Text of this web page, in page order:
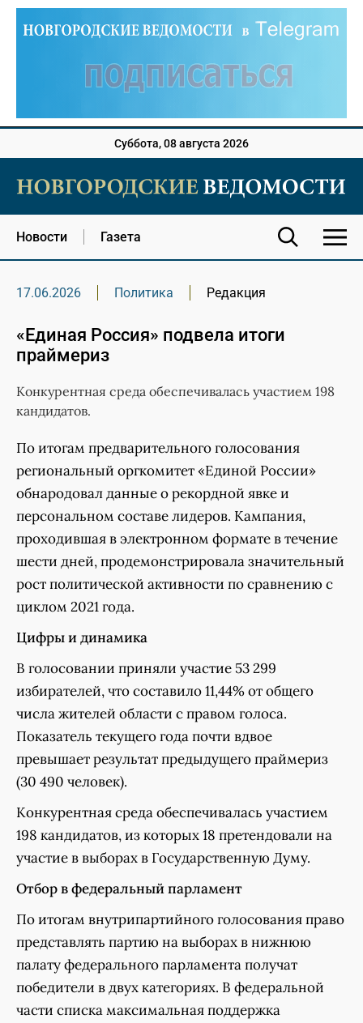
Суббота, 08 августа 2026
Новости Газета
17.06.2026 Политика Редакция
«Единая Россия» подвела итоги
праймериз
Конкурентная среда обеспечивалась участием 198
кандидатов.
По итогам предварительного голосования
региональный оргкомитет «Единой России»
обнародовал данные о рекордной явке и
персональном составе лидеров. Кампания,
проходившая в электронном формате в течение
шести дней, продемонстрировала значительный
рост политической активности по сравнению с
циклом 2021 года.
Цифры и динамика
В голосовании приняли участие 53 299
избирателей, что составило 11,44% от общего
числа жителей области с правом голоса.
Показатель текущего года почти вдвое
превышает результат предыдущего праймериз
(30 490 человек).
Конкурентная среда обеспечивалась участием
198 кандидатов, из которых 18 претендовали на
участие в выборах в Государственную Думу.
Отбор в федеральный парламент
По итогам внутрипартийного голосования право
представлять партию на выборах в нижнюю
палату федерального парламента получат
победители в двух категориях. В федеральной
части списка максимальная поддержка